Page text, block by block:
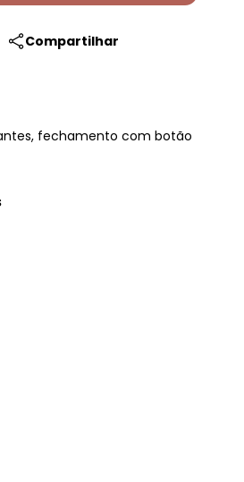
Compartilhar
fechamento com botão